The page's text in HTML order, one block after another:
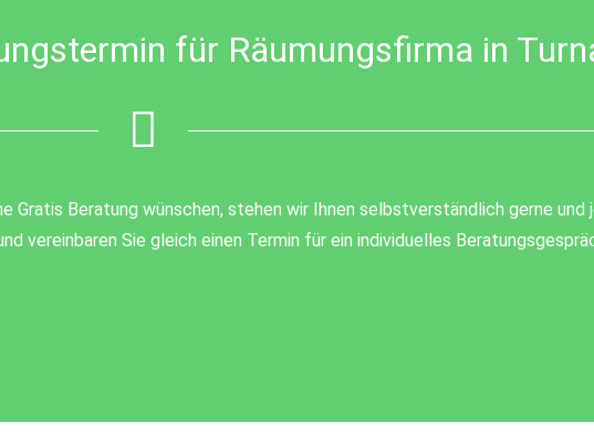
für Räumungsfirma in
Gratis Beratung wünschen, stehen wir Ihnen selbstverständlich gerne und
vereinbaren Sie gleich einen Termin für ein individuelles